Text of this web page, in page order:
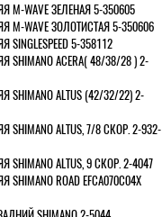
M-WAVE ЗЕЛЕНАЯ 5-350605
M-WAVE ЗОЛОТИСТАЯ 5-350606
5-358112
SHIMANO ACERA( 48/38/28 ) 2-
SHIMANO ALTUS (42/32/22) 2-
SHIMANO ALTUS, 7/8 СКОР. 2-932-
ALTUS, 9 СКОР. 2-4047
ROAD EFCA070C04X